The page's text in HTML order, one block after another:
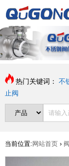
热门关键词： 不
止阀
当前位置: 网站首页 ›